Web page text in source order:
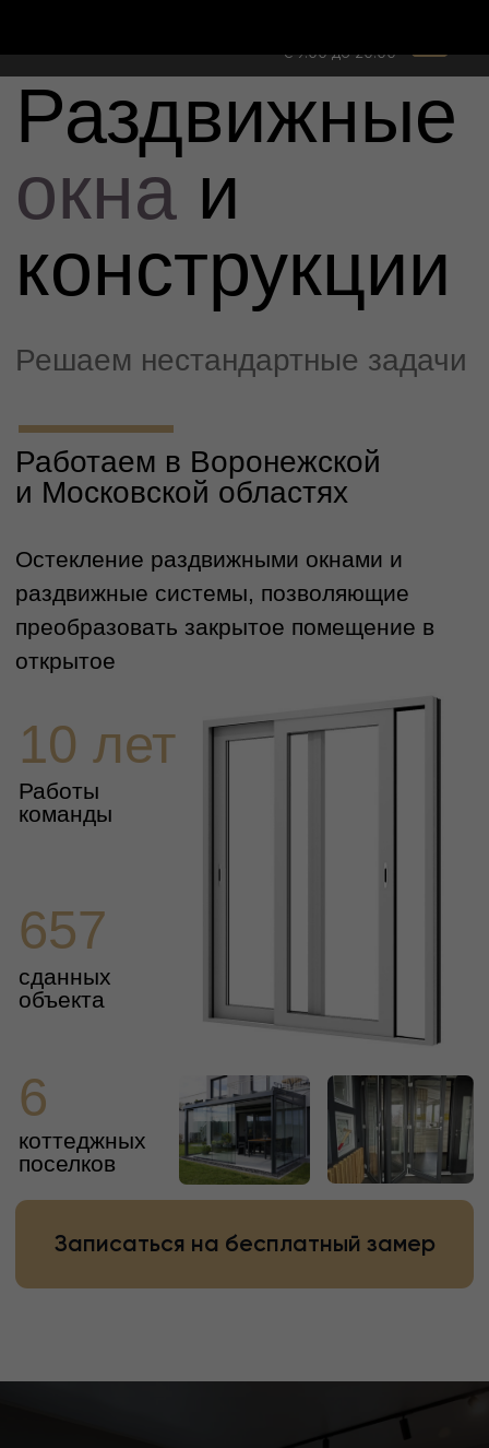
Раздвижные
окнаи
конструкции
и Московской областях
Работы
657
6
коттеджных
Решаем нестандартные задачи
раздвижные системы, позволяющие
преобразовать закрытое помещение в
открытое